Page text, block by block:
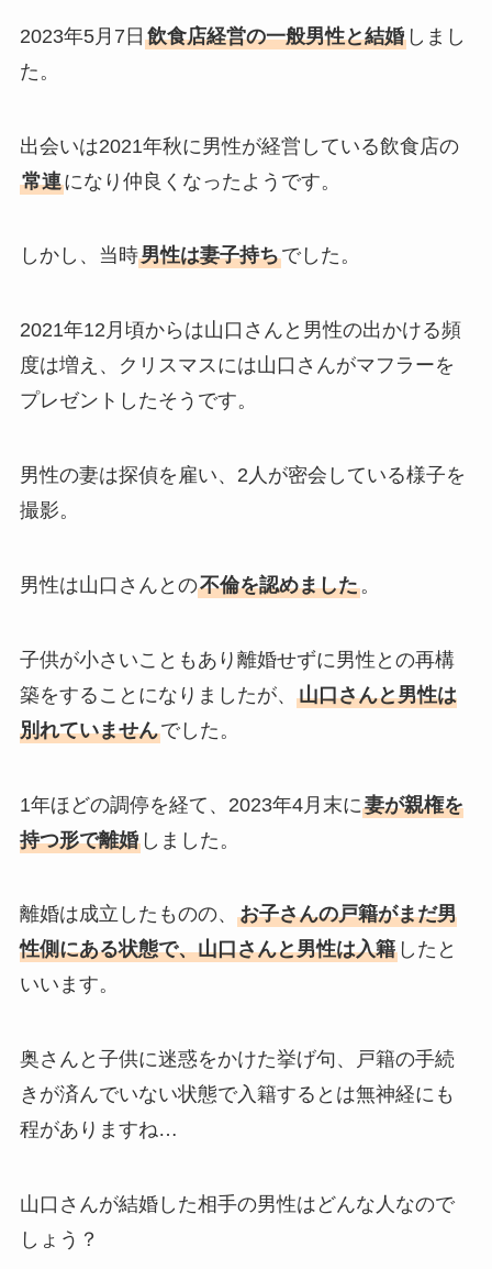
2023年5月7日 飲食店経営の一般男性と結婚しまし
た。
出会いは2021年秋に男性が経営している飲食店の
常連になり仲良くなったようです。
しかし、当時男性は妻子持ちでした。
2021年12月頃からは山口さんと男性の出かける頻
度は増え、クリスマスには山口さんがマフラーを
プレゼントしたそうです。
男性の妻は探偵を雇い、2人が密会している様子を
撮影。
男性は山口さんとの不倫を認めました。
子供が小さいこともあり離婚せずに男性との再構
築をすることになりましたが、 山口さんと男性は
別れていませんでした。
1年ほどの調停を経て、2023年4月末に妻が親権を
持つ形で離婚しました。
離婚は成立したものの、 お子さんの戸籍がまだ男
性側にある状態で、山口さんと男性は入籍したと
いいます。
奥さんと子供に迷惑をかけた挙げ句、戸籍の手続
きが済んでいない状態で入籍するとは無神経にも
程がありますね…
山口さんが結婚した相手の男性はどんな人なので
しょう？